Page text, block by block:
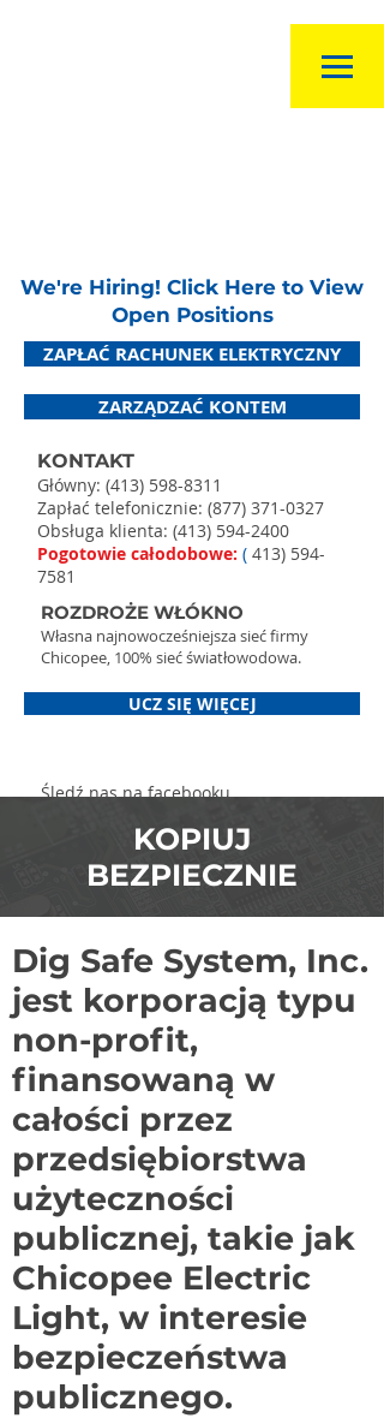
We're Hiring! Click Here to View
Open Positions
ZAPŁAĆ RACHUNEK ELEKTRYCZNY
ZARZĄDZAĆ KONTEM
KONTAKT
Główny: (413) 598-8311
Zapłać telefonicznie: (877) 371-0327
Obsługa klienta: (413) 594-2400
Pogotowie całodobowe: ( 413) 594-
7581
ROZDROŻE WŁÓKNO
Własna najnowocześniejsza sieć firmy
Chicopee, 100% sieć światłowodowa.
UCZ SIĘ WIĘCEJ
Śledź nas na facebooku
KOPIUJ
BEZPIECZNIE
Dig Safe System, Inc.
jest korporacją typu
non-profit,
finansowaną w
całości przez
przedsiębiorstwa
użyteczności
publicznej, takie jak
Chicopee Electric
Light, w interesie
bezpieczeństwa
publicznego.